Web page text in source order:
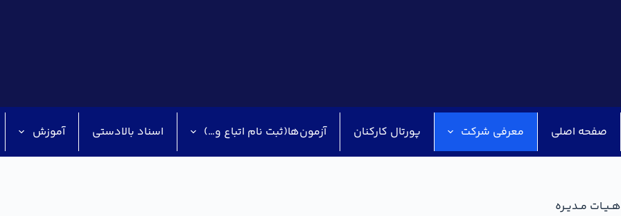
صفحه اصلی معرفی شرکت پورتال کارکنان آزمون‌ها(ثبت نام اتباع و…) اسناد بالادستی آموزش
هــیــات مــدیــره